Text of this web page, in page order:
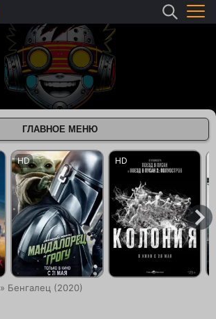
» Бенгалец (2020)
ГЛАВНОЕ МЕНЮ